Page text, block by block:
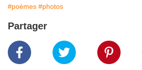
#poèmes #photos
Partager